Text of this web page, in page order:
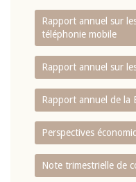
Rapport annuel sur
téléphonie mobile
Rapport annuel sur
Rapport annuel de la
Perspectives
Note trimestrielle de